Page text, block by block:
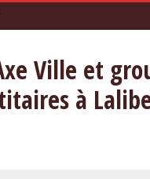
Ville et
à